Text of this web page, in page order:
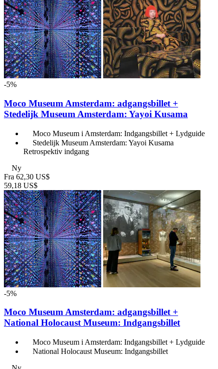
-5%
Moco Museum Amsterdam: adgangsbillet +
Stedelijk Museum Amsterdam: Yayoi Kusama
Moco Museum i Amsterdam: Indgangsbillet + Lydguide
Stedelijk Museum Amsterdam: Yayoi Kusama
Retrospektiv indgang
Ny
Fra 62,30 US$
59,18 US$
-5%
Moco Museum Amsterdam: adgangsbillet +
National Holocaust Museum: Indgangsbillet
Moco Museum i Amsterdam: Indgangsbillet + Lydguide
National Holocaust Museum: Indgangsbillet